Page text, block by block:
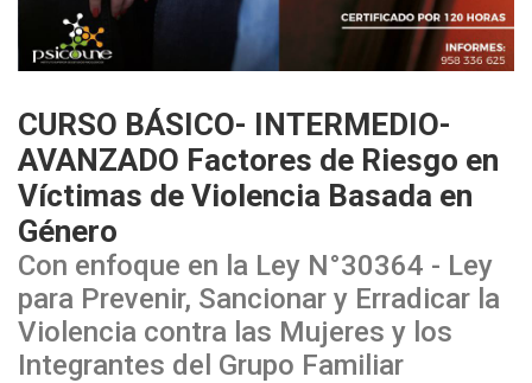
CURSO BÁSICO- INTERMEDIO-
AVANZADO Factores de Riesgo en
Víctimas de Violencia Basada en
Género
Con enfoque en la Ley N°30364 - Ley
para Prevenir, Sancionar y Erradicar la
Violencia contra las Mujeres y los
Integrantes del Grupo Familiar